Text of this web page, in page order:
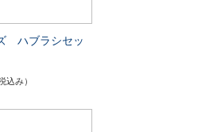
ハブラシセッ
込み）